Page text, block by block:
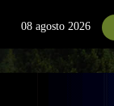
08 agosto 2026